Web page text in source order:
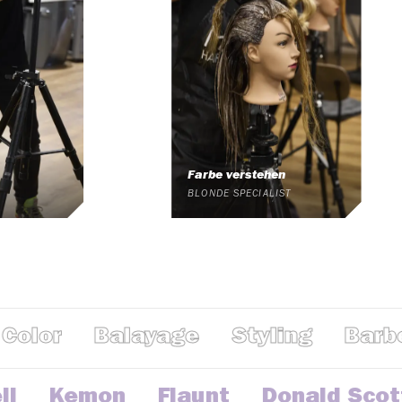
Farbe verstehen
BLONDE SPECIALIST
Balayage Styling